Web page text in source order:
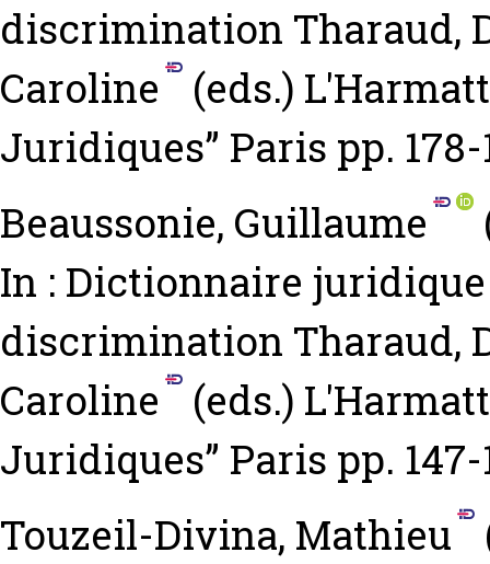
discrimination Tharaud,
Caroline
(eds.)
Juridiques” Paris pp. 178-
Beaussonie, Guillaume
In : Dictionnaire
discrimination Tharaud,
Caroline
(eds.)
Juridiques” Paris pp. 147-
Touzeil-Divina, Mathieu